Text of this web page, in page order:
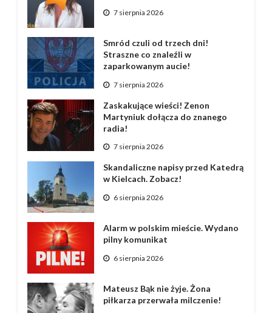
7 sierpnia 2026
Smród czuli od trzech dni!
Straszne co znaleźli w
zaparkowanym aucie!
7 sierpnia 2026
Zaskakujące wieści! Zenon
Martyniuk dołącza do znanego
radia!
7 sierpnia 2026
Skandaliczne napisy przed Katedrą
w Kielcach. Zobacz!
6 sierpnia 2026
Alarm w polskim mieście. Wydano
pilny komunikat
6 sierpnia 2026
Mateusz Bąk nie żyje. Żona
piłkarza przerwała milczenie!